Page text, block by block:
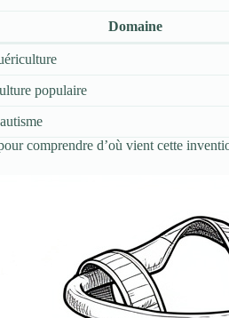
Domaine
populaire
comprendre d’où vient cette